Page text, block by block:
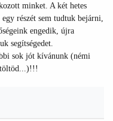
minket. A két hetes
részét sem tudtuk bejárni,
engedik, újra
segítségedet.
sok jót kívánunk (némi
töltöd...)!!!